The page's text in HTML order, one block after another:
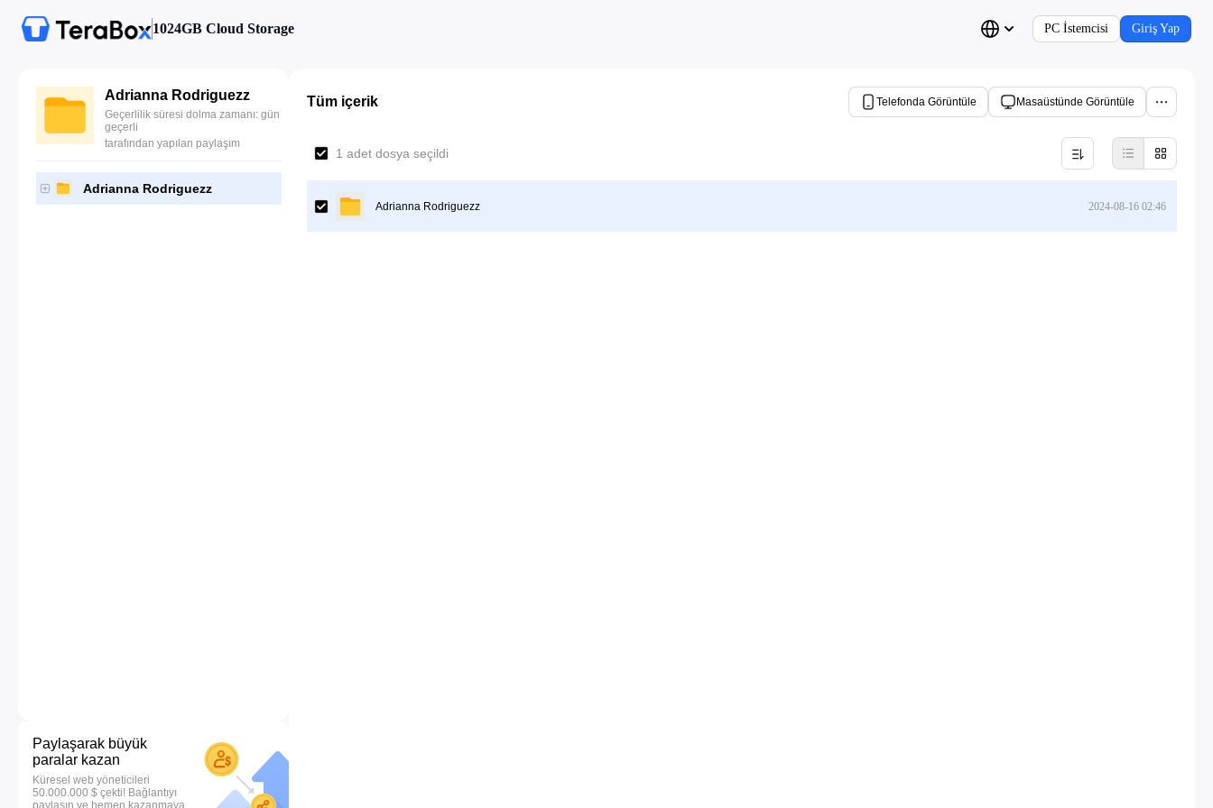
1024GB Cloud Storage PC İstemcisi Giriş Yap
Adrianna Rodriguezz
Geçerlilik süresi dolma zamanı: gün
geçerli
tarafından yapılan paylaşım
Adrianna Rodriguezz
Paylaşarak büyük
paralar kazan
Küresel web yöneticileri
50.000.000 $ çekti! Bağlantıyı
paylaşın ve hemen kazanmaya
Tüm içerik Telefonda Görüntüle Masaüstünde Görüntüle
1 adet dosya seçildi
Adrianna Rodriguezz 2024-08-16 02:46